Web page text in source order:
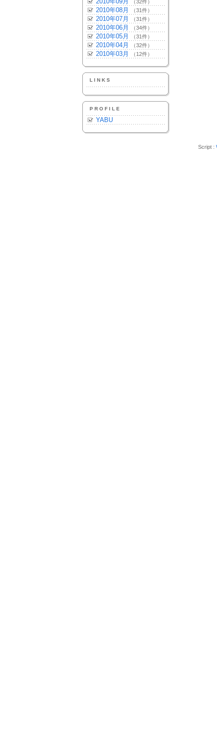
（32件）
2010年08月 （31件）
2010年07月 （31件）
2010年06月 （34件）
2010年05月 （31件）
2010年04月 （32件）
2010年03月 （12件）
LINKS
PROFILE
YABU
Script :